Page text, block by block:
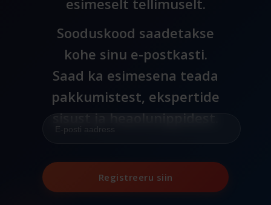
esimeselt tellimuselt.
Sooduskood saadetakse
kohe sinu e-postkasti.
Saad ka esimesena teada
pakkumistest, ekspertide
sisust ja heaolunippidest.
Registreeru siin